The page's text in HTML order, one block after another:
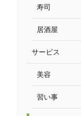
寿司
居酒屋
サービス
美容
習い事